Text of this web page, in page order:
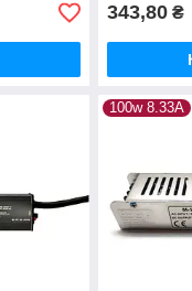
343,80 ₴
100w 8.33A